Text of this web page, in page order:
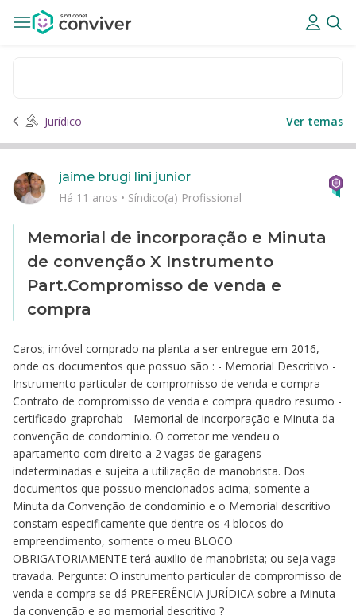
Jurídico Ver temas
Memorial de incorporação e Minuta
de convenção X Instrumento
Part.Compromisso de venda e
compra
Caros; imóvel comprado na planta a ser entregue em 2016,
onde os documentos que possuo são : - Memorial Descritivo -
Instrumento particular de compromisso de venda e compra -
Contrato de compromisso de venda e compra quadro resumo -
certificado graprohab - Memorial de incorporação e Minuta da
convenção de condominio. O corretor me vendeu o
apartamento com direito a 2 vagas de garagens
indeterminadas e sujeita a utilização de manobrista. Dos
documentos que possuo mencionados acima; somente a
Minuta da Convenção de condomínio e o Memorial descritivo
constam especificamente que dentre os 4 blocos do
empreendimento, somente o meu BLOCO
OBRIGATORIAMENTE terá auxilio de manobrista; ou seja vaga
travada. Pergunta: O instrumento particular de compromisso de
venda e compra se dá PREFERÊNCIA JURÍDICA sobre a Minuta
da convenção e ao memorial descritivo ?
jaime brugi lini junior
Há 11 anos • Síndico(a) Profissional